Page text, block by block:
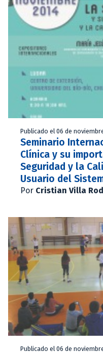
Publicado el 06 de
Seminario
Clínica y su
Seguridad y la
Usuario del
Por Cristian Villa
Publicado el 06 de